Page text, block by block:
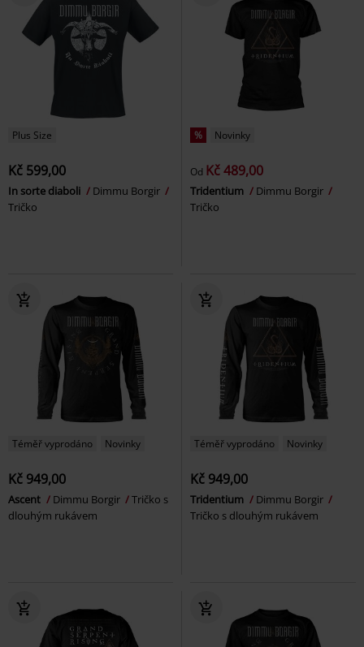
Plus Size
Kč 599,00
In sorte diaboli
Dimmu Borgir
Tričko
% Novinky
Od Kč 489,00
Tridentium
Dimmu Borgir
Tričko
Téměř vyprodáno Novinky
Kč 949,00
Ascent Dimmu Borgir
Tričko s
dlouhým rukávem
Téměř vyprodáno Novinky
Kč 949,00
Tridentium
Dimmu Borgir
Tričko s dlouhým rukávem